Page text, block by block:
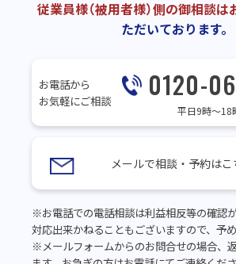
従業員様（被用者様）側の御相談は
ただいております。
お電話から
お気軽にご相談
0120-
平日9時～18
メールで相談・予約はこ
※お電話での電話相談は利益相反等の確認
対応出来かねることもございますので、予
※メールフォームからのお問合せの場合、